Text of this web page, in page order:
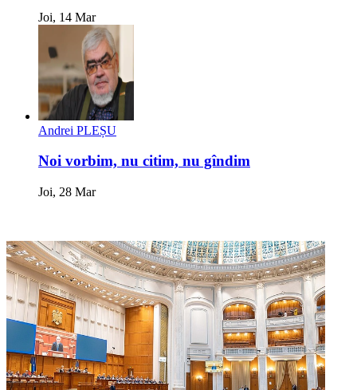
Joi, 14 Mar
Andrei PLEȘU
Noi vorbim, nu citim, nu gîndim
Joi, 28 Mar